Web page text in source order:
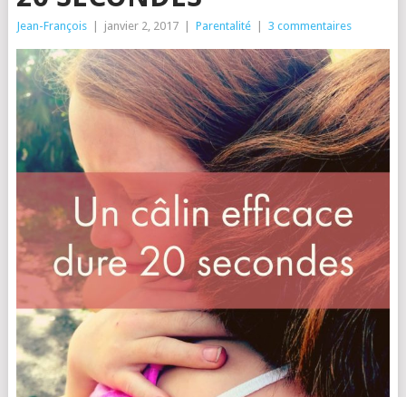
Jean-François janvier 2, 2017 Parentalité 3 commentaires